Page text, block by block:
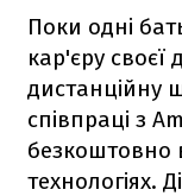
Поки одні
кар'єру
дистанційну
співпраці з
безкоштовно
технологіях.